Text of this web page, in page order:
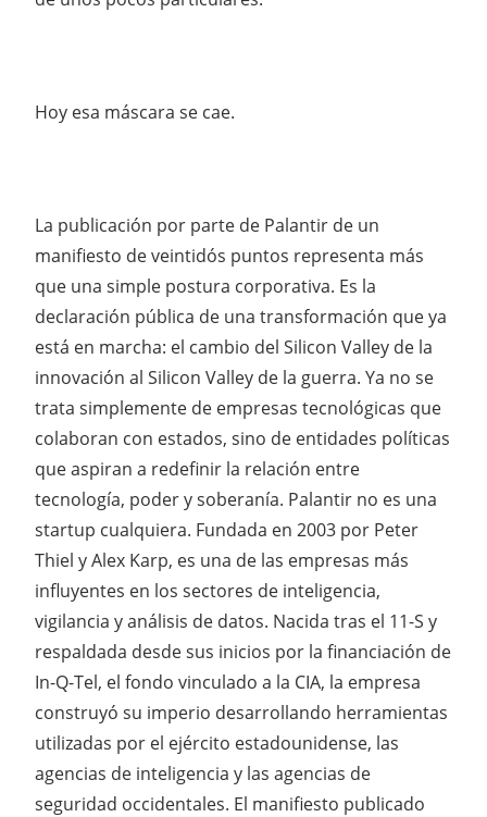
Hoy esa máscara se cae.
La publicación por parte de Palantir de un
manifiesto de veintidós puntos representa más
que una simple postura corporativa. Es la
declaración pública de una transformación que ya
está en marcha: el cambio del Silicon Valley de la
innovación al Silicon Valley de la guerra. Ya no se
trata simplemente de empresas tecnológicas que
colaboran con estados, sino de entidades políticas
que aspiran a redefinir la relación entre
tecnología, poder y soberanía. Palantir no es una
startup cualquiera. Fundada en 2003 por Peter
Thiel y Alex Karp, es una de las empresas más
influyentes en los sectores de inteligencia,
vigilancia y análisis de datos. Nacida tras el 11-S y
respaldada desde sus inicios por la financiación de
In-Q-Tel, el fondo vinculado a la CIA, la empresa
construyó su imperio desarrollando herramientas
utilizadas por el ejército estadounidense, las
agencias de inteligencia y las agencias de
seguridad occidentales. El manifiesto publicado